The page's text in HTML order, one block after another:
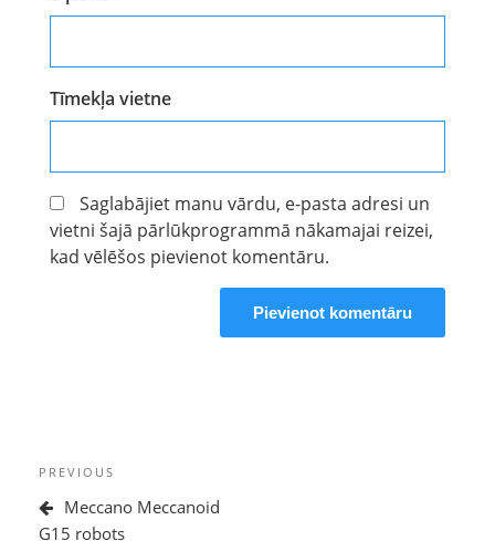
Tīmekļa vietne
Saglabājiet manu vārdu, e-pasta adresi un
vietni šajā pārlūkprogrammā nākamajai reizei,
kad vēlēšos pievienot komentāru.
Ziņu
izvēlne
Previous
Post
PREVIOUS
Meccano Meccanoid
G15 robots